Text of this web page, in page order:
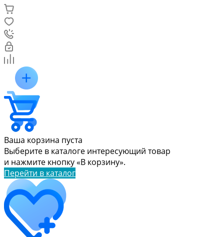
Ваша корзина пуста
Выберите в каталоге интересующий товар
и нажмите кнопку «В корзину».
Перейти в каталог